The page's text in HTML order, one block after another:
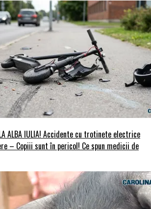
ALBA IULIA! Accidente cu trotinete electrice
– Copiii sunt în pericol! Ce spun medicii de